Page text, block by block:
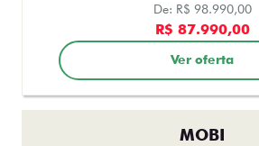
De: R$ 98.990,00
R$ 87.990,00
Ver oferta
MOBI